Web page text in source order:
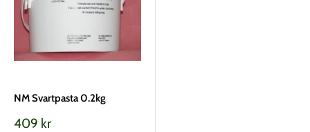
NM Svartpasta 0.2kg
Vårt
409 kr